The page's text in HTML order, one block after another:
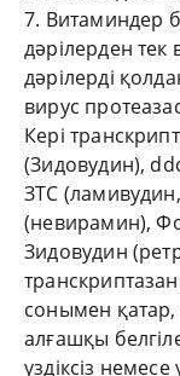
7. Витаминдер
дәрілерден тек
дәрілерді
вирус
Кері
(Зидовудин),
ЗТС
(невирамин),
Зидовудин
сонымен
алғашқы
үздіксіз немесе